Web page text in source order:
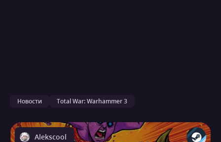
Новости Total War: Warhammer 3
Alekscool